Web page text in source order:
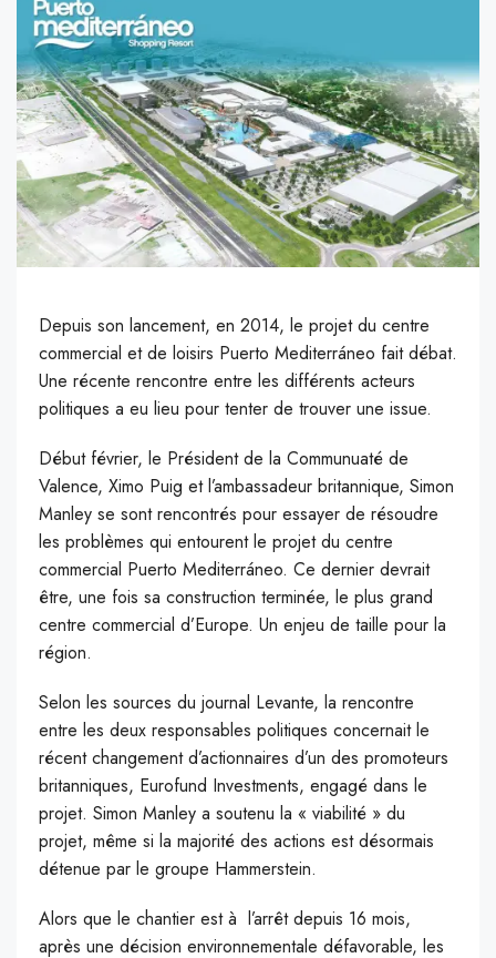
Depuis son lancement, en 2014, le projet du centre
commercial et de loisirs Puerto Mediterráneo fait débat.
Une récente rencontre entre les différents acteurs
politiques a eu lieu pour tenter de trouver une issue.
Début février, le Président de la Communuaté de
Valence, Ximo Puig et l’ambassadeur britannique, Simon
Manley se sont rencontrés pour essayer de résoudre
les problèmes qui entourent le projet du centre
commercial Puerto Mediterráneo. Ce dernier devrait
être, une fois sa construction terminée, le plus grand
centre commercial d’Europe. Un enjeu de taille pour la
région.
Selon les sources du journal Levante, la rencontre
entre les deux responsables politiques concernait le
récent changement d’actionnaires d’un des promoteurs
britanniques, Eurofund Investments, engagé dans le
projet. Simon Manley a soutenu la « viabilité » du
projet, même si la majorité des actions est désormais
détenue par le groupe Hammerstein.
Alors que le chantier est à l’arrêt depuis 16 mois,
après une décision environnementale défavorable, les